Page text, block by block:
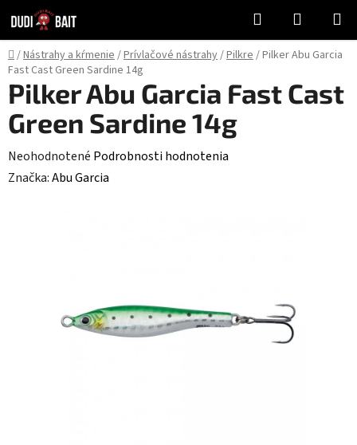
na
obsah
Hľadať
KOŠÍK
Domov
/Nástrahy a kŕmenie/Prívlačové nástrahy/Pilkre/Pilker Abu Garcia
Fast Cast Green Sardine 14g
Pilker Abu Garcia Fast Cast
Green Sardine 14g
Priemerné
hodnotenie
Neohodnotené Podrobnosti hodnotenia
Značka:Abu Garcia